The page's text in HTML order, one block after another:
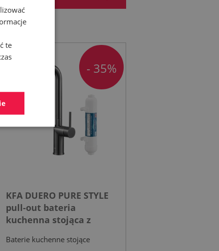
KFA DUERO PURE STYLE
pull-out bateria
kuchenna stojąca z
metal grey
Baterie kuchenne stojące
- 35%
te